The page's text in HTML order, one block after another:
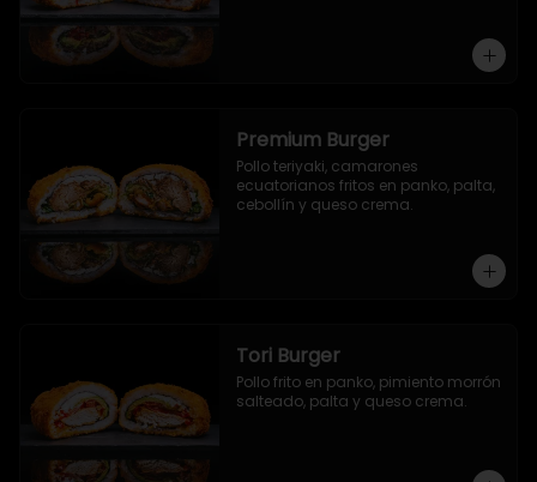
Premium Burger
Pollo teriyaki, camarones
ecuatorianos fritos en panko, palta,
cebollín y queso crema.
Tori Burger
Pollo frito en panko, pimiento morrón
salteado, palta y queso crema.